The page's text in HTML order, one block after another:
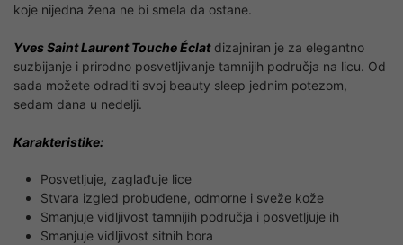
koje nijedna žena ne bi smela da ostane.
Yves Saint Laurent Touche Éclatdizajniran je za elegantno
suzbijanje i prirodno posvetljivanje tamnijih područja na licu. Od
sada možete odraditi svoj beauty sleep jednim potezom,
sedam dana u nedelji.
Karakteristike:
Posvetljuje, zaglađuje lice
Stvara izgled probuđene, odmorne i sveže kože
Smanjuje vidljivost tamnijih područja i posvetljuje ih
Smanjuje vidljivost sitnih bora